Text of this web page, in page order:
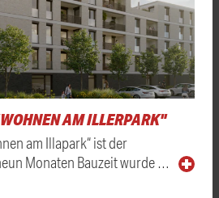
AM ILLERPARK"
am Illapark“ ist der
Monaten Bauzeit wurde …